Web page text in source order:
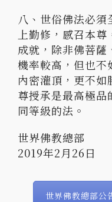
八、世俗佛法必
上勤修，感召本
成就，除非佛菩
機率較高，但也不
內密灌頂，更不
尊授承是最高極品
同等級的法。
世界佛教總部
2019年2月26日
世界佛教總部公